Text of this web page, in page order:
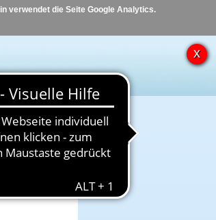
verwendet die Seite Google Analytics.